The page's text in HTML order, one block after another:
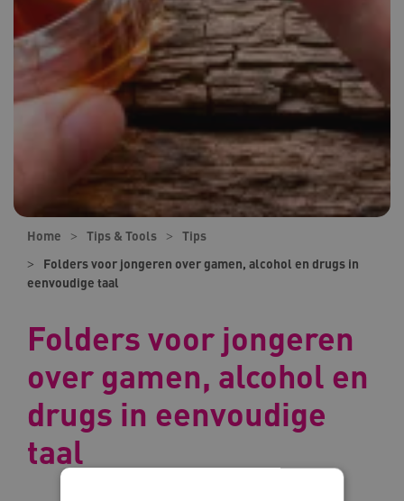
Home Tips & Tools
Tips
Folders voor jongeren over gamen, alcohol en drugs in
eenvoudige taal
Folders voor jongeren
over gamen, alcohol en
drugs in eenvoudige
taal